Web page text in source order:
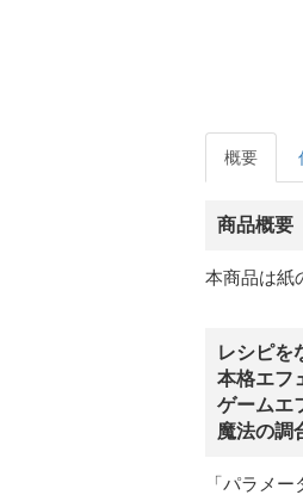
概要
商品概要
本商品は紙
レシピを
本格エフ
ゲームエ
魔法の調
「パラメ